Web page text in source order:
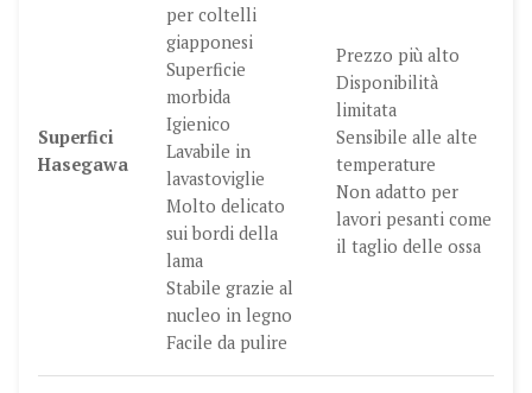
Superfici
Hasegawa
per coltelli
giapponesi
Superficie
morbida
Igienico
Lavabile in
lavastoviglie
Molto delicato
sui bordi della
lama
Stabile grazie al
nucleo in legno
Facile da pulire
Prezzo più alto
Disponibilità
limitata
Sensibile alle alte
temperature
Non adatto per
lavori pesanti come
il taglio delle ossa